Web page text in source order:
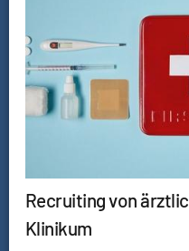
Recruiting von
Klinikum